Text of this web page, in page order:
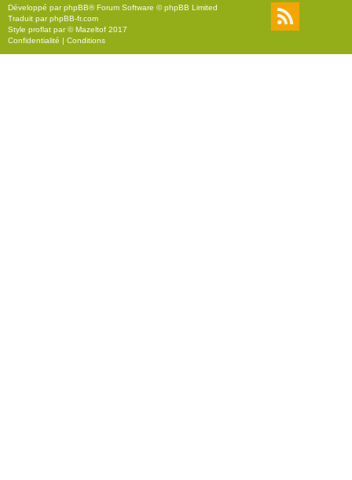
Développé parphpBB® Forum Software © phpBB Limited
Traduit parphpBB-fr.com
Style proflat par ©Mazeltof 2017
Confidentialité | Conditions